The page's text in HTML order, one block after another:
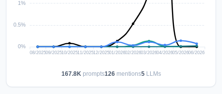
167.8Kprompts126mentions5LLMs